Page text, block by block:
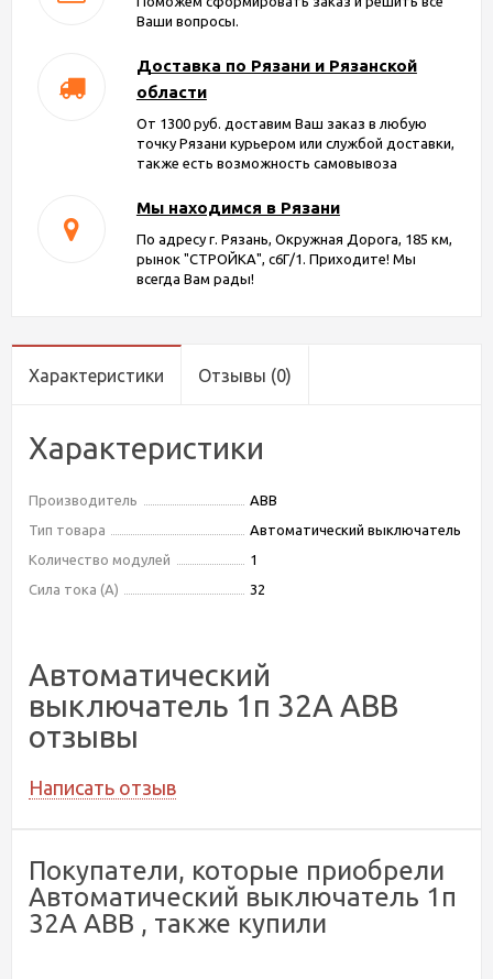
Ваши вопросы.
Доставка по Рязани и Рязанской
области
От 1300 руб. доставим Ваш заказ в любую
точку Рязани курьером или службой доставки,
также есть возможность самовывоза
Мы находимся в Рязани
По адресу г. Рязань, Окружная Дорога, 185 км,
рынок "СТРОЙКА", с6Г/1. Приходите! Мы
всегда Вам рады!
Характеристики Отзывы (0)
Характеристики
Производитель
ABB
Тип товара
Автоматический выключатель
Количество модулей
1
Сила тока (А)
32
Автоматический
выключатель 1п 32А ABB
отзывы
Написать отзыв
Покупатели, которые приобрели
Автоматический выключатель 1п
32А ABB , также купили